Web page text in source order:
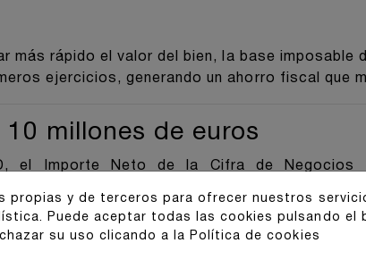
más rápido el valor del bien, la base imposable
ejercicios, generando un ahorro fiscal que
millones de euros
el Importe Neto de la Cifra de Negocios
ser inferior a 10 millones de euros.
ungrupo de sociedades, este límite se
de si consolidan contablemente o
propias y de terceros para ofrecer nuestros
Puede aceptar todas las cookies pulsando el
su uso clicando a la
Política de cookies